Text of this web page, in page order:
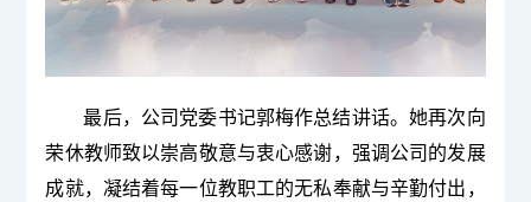
最后，公司党委书记郭梅作总结讲话。她再次向
荣休教师致以崇高敬意与衷心感谢，强调公司的发展
成就，凝结着每一位教职工的无私奉献与辛勤付出，